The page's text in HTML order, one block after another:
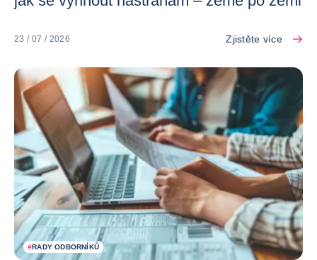
23 / 07 / 2026 Zjistěte více
#RADY ODBORNÍKŮ